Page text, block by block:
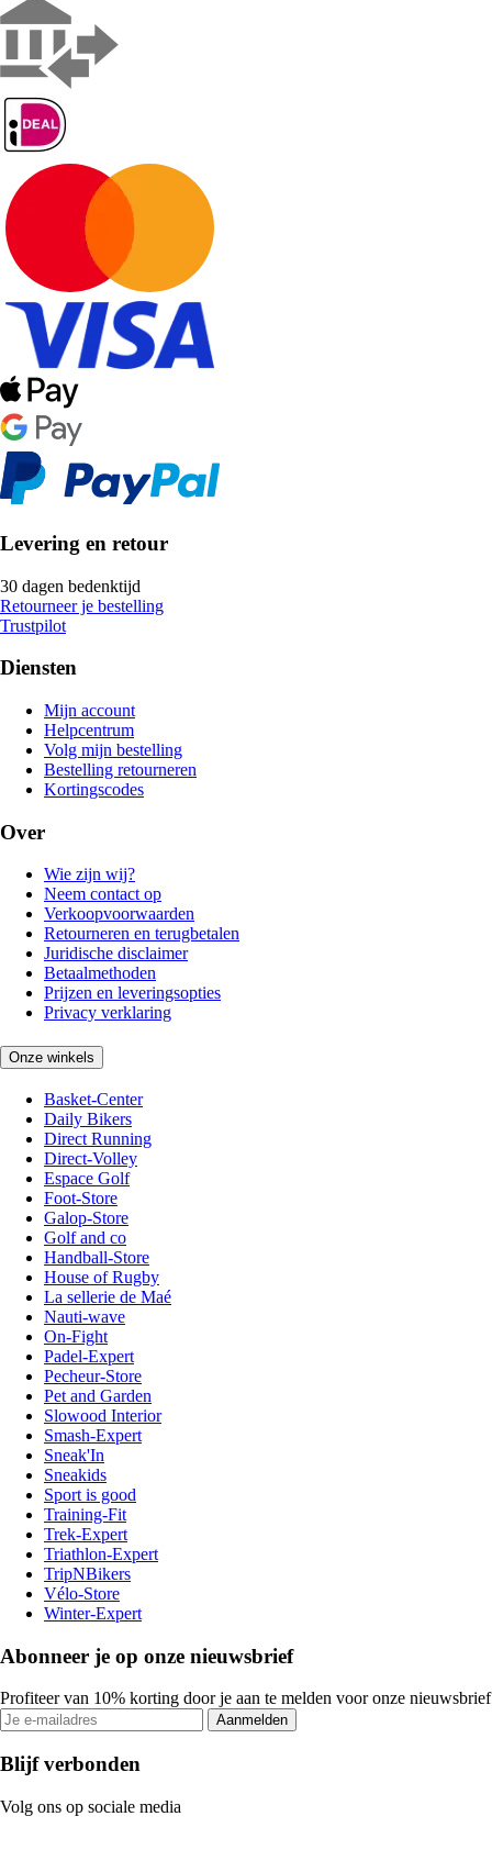
Levering en retour
30 dagen bedenktijd
Retourneer je bestelling
Trustpilot
Diensten
Mijn account
Helpcentrum
Volg mijn bestelling
Bestelling retourneren
Kortingscodes
Over
Wie zijn wij?
Neem contact op
Verkoopvoorwaarden
Retourneren en terugbetalen
Juridische disclaimer
Betaalmethoden
Prijzen en leveringsopties
Privacy verklaring
Onze winkels
Basket-Center
Daily Bikers
Direct Running
Direct-Volley
Espace Golf
Foot-Store
Galop-Store
Golf and co
Handball-Store
House of Rugby
La sellerie de Maé
Nauti-wave
On-Fight
Padel-Expert
Pecheur-Store
Pet and Garden
Slowood Interior
Smash-Expert
Sneak'In
Sneakids
Sport is good
Training-Fit
Trek-Expert
Triathlon-Expert
TripNBikers
Vélo-Store
Winter-Expert
Abonneer je op onze nieuwsbrief
Profiteer van 10% korting door je aan te melden voor onze nieuwsbrief
Aanmelden
Blijf verbonden
Volg ons op sociale media